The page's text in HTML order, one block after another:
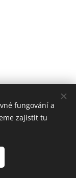
fungování a
zajistit tu